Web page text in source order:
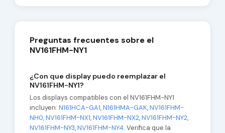
Preguntas frecuentes sobre el
NV161FHM-NY1
¿Con que display puedo reemplazar el
NV161FHM-NY1?
Los displays compatibles con el NV161FHM-NY1
incluyen: N161HCA-GA1,N161HMA-GAK,NV161FHM-
NH0,NV161FHM-NX1,NV161FHM-NX2,NV161FHM-NY2,
NV161FHM-NY3,NV161FHM-NY4. Verifica que la